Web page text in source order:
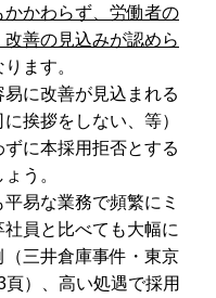
かわらず、労働者の
善の見込みが認めら
ます。
に改善が見込まれる
挨拶をしない、等）
に本採用拒否とする
う。
易な業務で頻繁にミ
員と比べても大幅に
三井倉庫事件・東京
）、高い処遇で採用